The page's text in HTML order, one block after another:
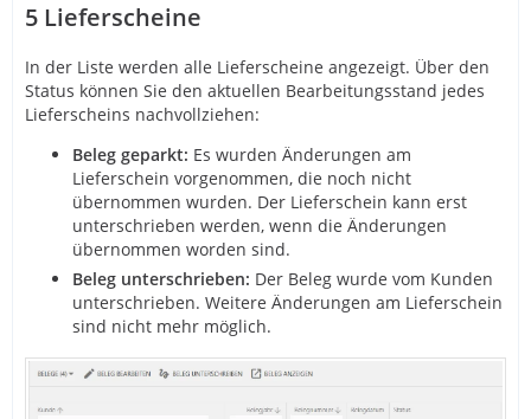
5 Lieferscheine
In der Liste werden alle Lieferscheine angezeigt. Über den
Status können Sie den aktuellen Bearbeitungsstand jedes
Lieferscheins nachvollziehen:
Beleg geparkt: Es wurden Änderungen am
Lieferschein vorgenommen, die noch nicht
übernommen wurden. Der Lieferschein kann erst
unterschrieben werden, wenn die Änderungen
übernommen worden sind.
Beleg unterschrieben: Der Beleg wurde vom Kunden
unterschrieben. Weitere Änderungen am Lieferschein
sind nicht mehr möglich.